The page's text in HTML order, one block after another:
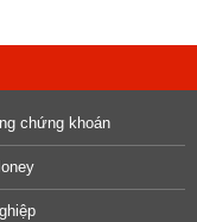
chứng khoán